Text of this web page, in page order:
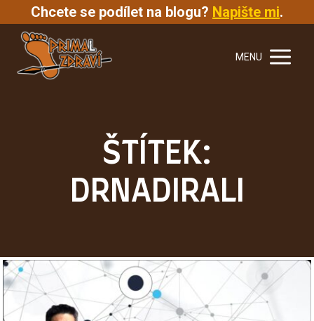
Chcete se podílet na blogu? Napište mi.
MENU
ŠTÍTEK:
DRNADIRALI